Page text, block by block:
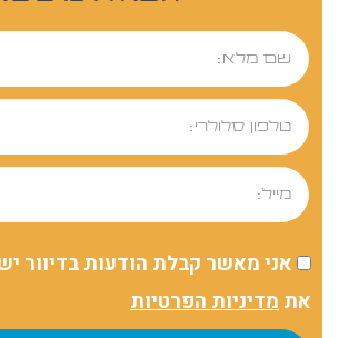
ושקראתי